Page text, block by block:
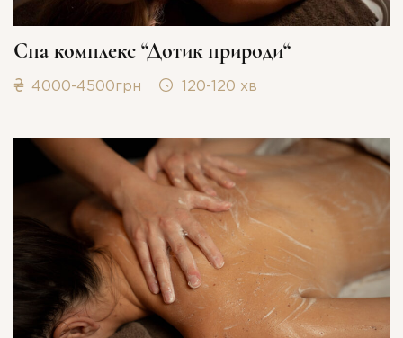
Спа комплекс “Дотик природи“
4000-4500грн 120-120 хв